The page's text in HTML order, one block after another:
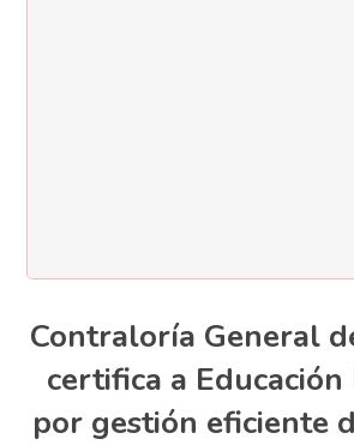
Contraloría General
certifica a
por gestión eficiente